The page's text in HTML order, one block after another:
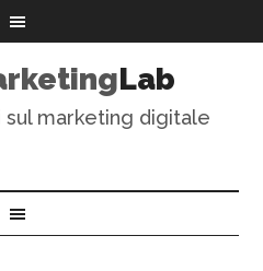
Lab
sul marketing digitale